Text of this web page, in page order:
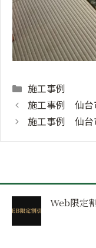
Categories
施工事例
施工事例 仙台
施工事例 仙台
Web限定